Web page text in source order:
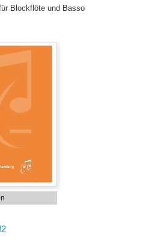
Blockflöte und Basso